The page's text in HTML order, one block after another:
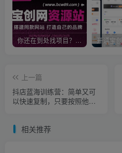
你还在到处找项目？还在当韭菜？我靠卖项目一个月收入5万+，曾经我也是个失败者。
上一篇
抖店蓝海训练营：简单又可
以快速复制，只要按照他的
相关推荐